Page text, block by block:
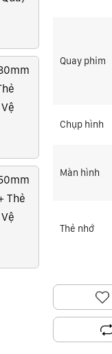
Thẻ
Quay phim
Chụp hình
Màn hình
Thẻ nhớ